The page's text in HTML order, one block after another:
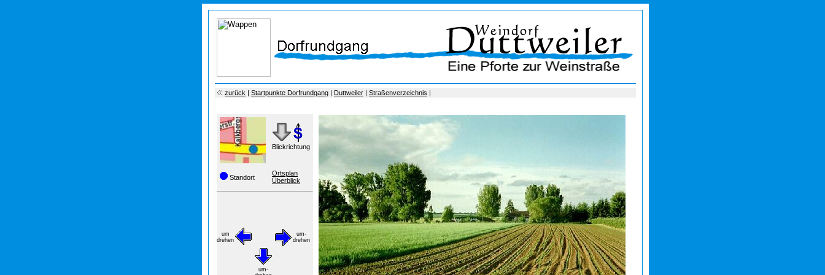
zurück Startpunkte Dorfrundgang Duttweiler Straßenverzeichnis
Blickrichtung
Standort
Ortsplan
Überblick
um
drehen
um-
drehen
um-